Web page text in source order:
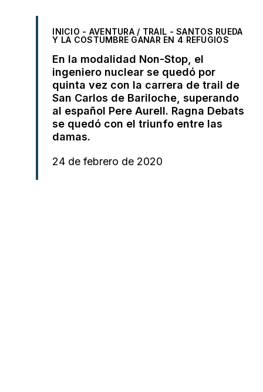
INICIO - AVENTURA / TRAIL -SANTOS RUEDA
Y LA COSTUMBRE GANAR EN 4 REFUGIOS
En la modalidad Non-Stop, el
ingeniero nuclear se quedó por
quinta vez con la carrera de trail de
San Carlos de Bariloche, superando
al español Pere Aurell. Ragna Debats
se quedó con el triunfo entre las
damas.
24 de febrero de 2020